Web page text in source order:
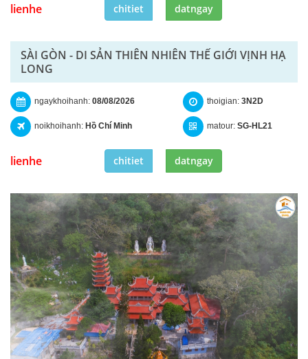
lienhe chitiet datngay
SÀI GÒN - DI SẢN THIÊN NHIÊN THẾ GIỚI VỊNH HẠ
LONG
ngaykhoihanh: 08/08/2026
noikhoihanh: Hồ Chí Minh
thoigian: 3N2D
matour: SG-HL21
lienhe chitiet datngay